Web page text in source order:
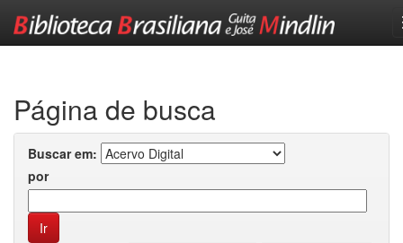
Página de busca
Buscar em:
por